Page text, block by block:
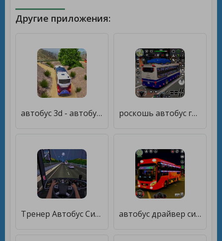
Другие приложения:
автобус 3d - автобусные игры [Много денег] роскошь автобус город Водитель [Мод меню]
Тренер Автобус Симулятор Игра [Много монет] автобус драйвер симулятор игра [Много денег]